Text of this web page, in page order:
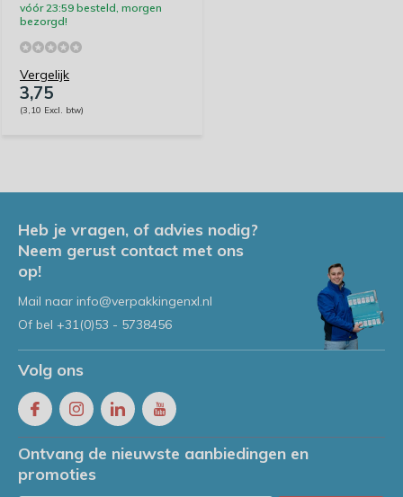
vóór 23:59 besteld, morgen
bezorgd!
Vergelijk
3,75
(3,10 Excl. btw)
Heb je vragen, of advies nodig?
Neem gerust contact met ons
op!
Mail naar info@verpakkingenxl.nl
Of bel +31(0)53 - 5738456
Volg ons
Ontvang de nieuwste aanbiedingen en
promoties